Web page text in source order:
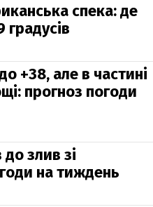
спека: де
градусів
+38, але в частині
прогноз погоди
до злив зі
на тиждень